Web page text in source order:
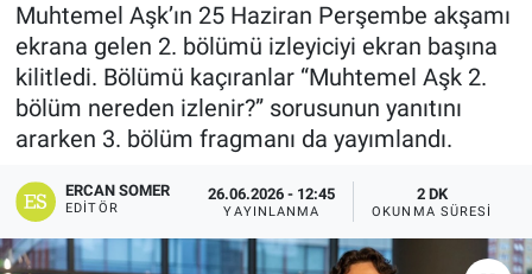
Muhtemel Aşk’ın 25 Haziran Perşembe akşamı
ekrana gelen 2. bölümü izleyiciyi ekran başına
kilitledi. Bölümü kaçıranlar “Muhtemel Aşk 2.
bölüm nereden izlenir?” sorusunun yanıtını
ararken 3. bölüm fragmanı da yayımlandı.
ERCAN SOMER
EDITÖR
26.06.2026 - 12:45
YAYINLANMA
2 DK
OKUNMA SÜRESI